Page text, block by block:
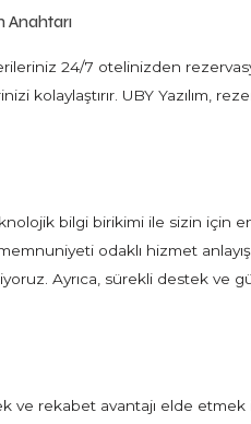
Anahtarı
24/7 otelinizden
kolaylaştırır. UBY Yazılım,
bilgi birikimi ile sizin için
odaklı hizmet
Ayrıca, sürekli destek ve
ve rekabet avantajı elde